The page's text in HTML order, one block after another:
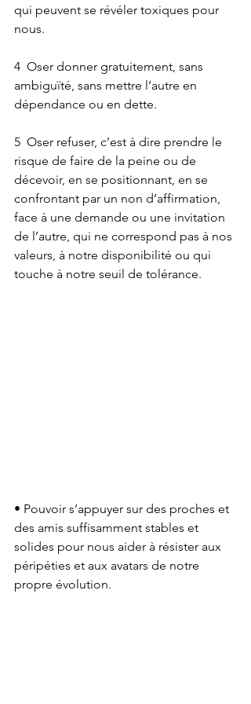
qui peuvent se révéler toxiques pour
nous.
4  Oser donner gratuitement, sans
ambiguïté, sans mettre l’autre en
dépendance ou en dette.
5  Oser refuser, c’est à dire prendre le
risque de faire de la peine ou de
décevoir, en se positionnant, en se
confrontant par un non d’affirmation,
face à une demande ou une invitation
de l’autre, qui ne correspond pas à nos
valeurs, à notre disponibilité ou qui
touche à notre seuil de tolérance.
• Pouvoir s’appuyer sur des proches et
des amis suffisamment stables et
solides pour nous aider à résister aux
péripéties et aux avatars de notre
propre évolution.